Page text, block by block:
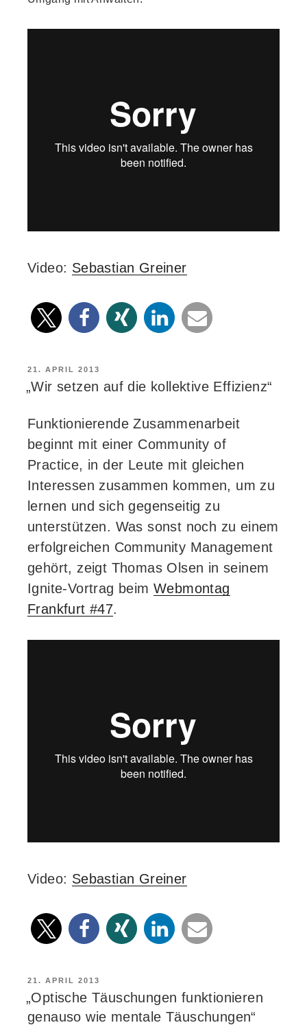
Video: Sebastian Greiner
VERÖFFENTLICHT
AM
21. APRIL 2013
„Wir setzen auf die kollektive Effizienz“
Funktionierende Zusammenarbeit
beginnt mit einer Community of
Practice, in der Leute mit gleichen
Interessen zusammen kommen, um zu
lernen und sich gegenseitig zu
unterstützen. Was sonst noch zu einem
erfolgreichen Community Management
gehört, zeigt Thomas Olsen in seinem
Ignite-Vortrag beim Webmontag
Frankfurt #47.
Video: Sebastian Greiner
VERÖFFENTLICHT
AM
21. APRIL 2013
„Optische Täuschungen funktionieren
genauso wie mentale Täuschungen“